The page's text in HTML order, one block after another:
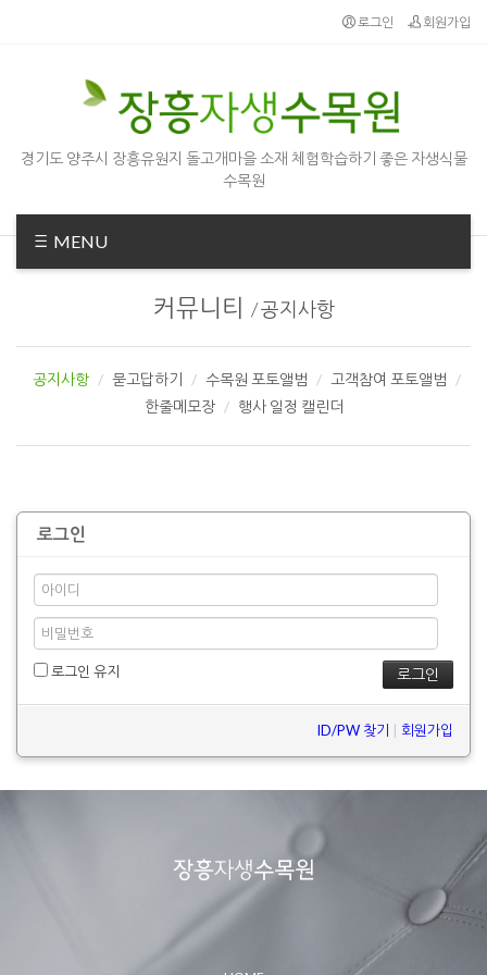
로그인 회원가입
경기도 양주시 장흥유원지 돌고개마을 소재 체험학습하기 좋은 자생식물
수목원
MENU
커뮤니티 /공지사항
공지사항 묻고답하기 수목원 포토앨범
고객참여 포토앨범
한줄메모장
행사 일정 캘린더
로그인
로그인 유지
ID/PW 찾기 회원가입